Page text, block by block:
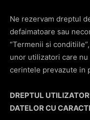
Ne rezervam dreptul
defaimatoare sau
“Termenii si
unor utilizatori care
cerintele prevazute in
DREPTUL
DATELOR CU